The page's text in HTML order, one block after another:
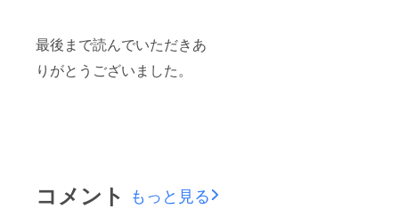
最後まで読んでいただきあ
りがとうございました。
コメント もっと見る